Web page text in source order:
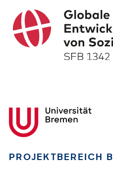
PROJEKTBEREICH B